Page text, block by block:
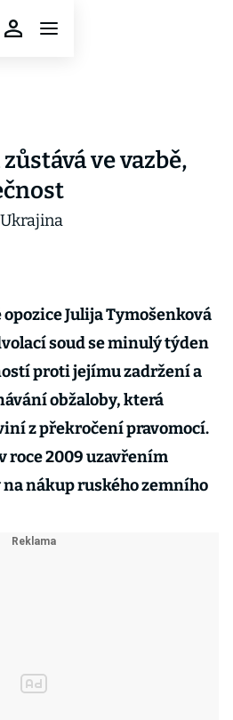
ve vazbě,
Julija Tymošenková
soud se minulý týden
proti jejímu zadržení a
obžaloby, která
z překročení pravomocí.
roce 2009 uzavřením
nákup ruského zemního